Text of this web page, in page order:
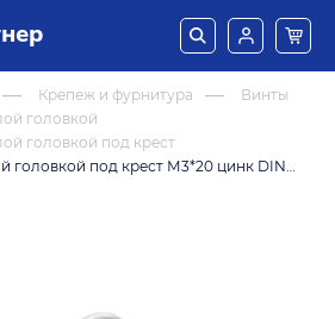
Крепеж и фурнитура
Винты
головкой
головкой под крест
Винт с полукруглой головкой под крест М3*20 цинк DIN7985